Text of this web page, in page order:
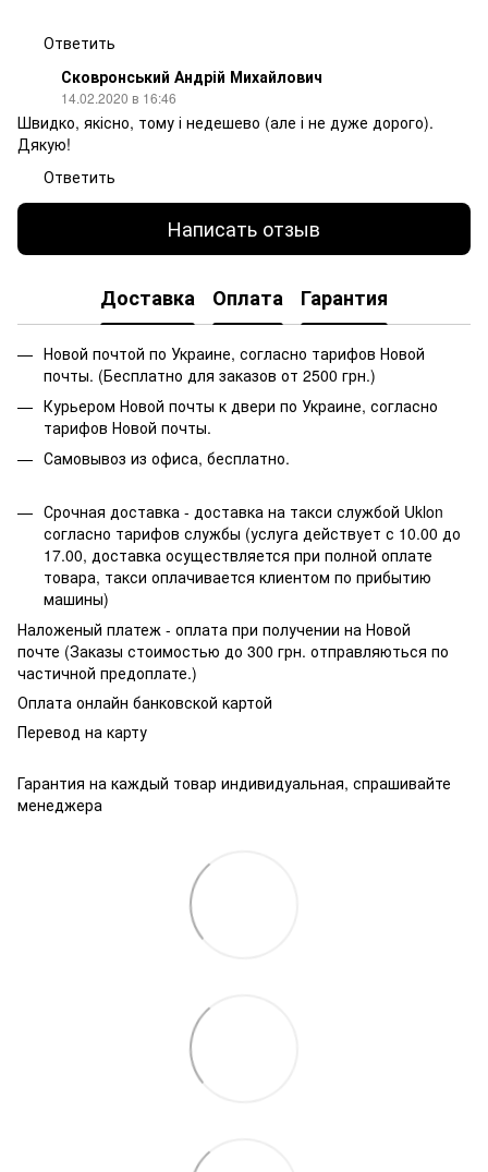
Ответить
Сковронський Андрій Михайлович
14.02.2020 в 16:46
Швидко, якісно, тому і недешево (але і не дуже дорого).
Дякую!
Ответить
Написать отзыв
Доставка Оплата Гарантия
Новой почтой по Украине, согласно тарифов Новой
почты. (Бесплатно для заказов от 2500 грн.)
Курьером Новой почты к двери по Украине, согласно
тарифов Новой почты.
Самовывоз из офиса, бесплатно.
Срочная доставка - доставка на такси службой Uklon
согласно тарифов службы (услуга действует с 10.00 до
17.00, доставка осуществляется при полной оплате
товара, такси оплачивается клиентом по прибытию
машины)
Наложеный платеж - оплата при получении на Новой
почте (Заказы стоимостью до 300 грн. отправляються по
частичной предоплате.)
Оплата онлайн банковской картой
Перевод на карту
Гарантия на каждый товар индивидуальная, спрашивайте
менеджера